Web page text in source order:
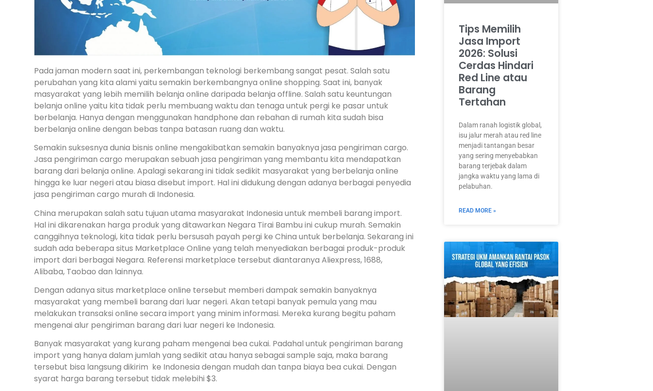
Pada jaman modern saat ini, perkembangan teknologi berkembang sangat pesat. Salah satu
perubahan yang kita alami yaitu semakin berkembangnya online shopping. Saat ini, banyak
masyarakat yang lebih memilih belanja online daripada belanja offline. Salah satu keuntungan
belanja online yaitu kita tidak perlu membuang waktu dan tenaga untuk pergi ke pasar untuk
berbelanja. Hanya dengan menggunakan handphone dan rebahan di rumah kita sudah bisa
berbelanja online dengan bebas tanpa batasan ruang dan waktu.
Semakin suksesnya dunia bisnis online mengakibatkan semakin banyaknya jasa pengiriman cargo.
Jasa pengiriman cargo merupakan sebuah jasa pengiriman yang membantu kita mendapatkan
barang dari belanja online. Apalagi sekarang ini tidak sedikit masyarakat yang berbelanja online
hingga ke luar negeri atau biasa disebut import. Hal ini didukung dengan adanya berbagai penyedia
jasa pengiriman cargo murah di Indonesia.
China merupakan salah satu tujuan utama masyarakat Indonesia untuk membeli barang import.
Hal ini dikarenakan harga produk yang ditawarkan Negara Tirai Bambu ini cukup murah. Semakin
canggihnya teknologi, kita tidak perlu bersusah payah pergi ke China untuk berbelanja. Sekarang ini
sudah ada beberapa situs Marketplace Online yang telah menyediakan berbagai produk-produk
import dari berbagai Negara. Referensi marketplace tersebut diantaranya Aliexpress, 1688,
Alibaba, Taobao dan lainnya.
Dengan adanya situs marketplace online tersebut memberi dampak semakin banyaknya
masyarakat yang membeli barang dari luar negeri. Akan tetapi banyak pemula yang mau
melakukan transaksi online secara import yang minim informasi. Mereka kurang begitu paham
mengenai alur pengiriman barang dari luar negeri ke Indonesia.
Banyak masyarakat yang kurang paham mengenai bea cukai. Padahal untuk pengiriman barang
import yang hanya dalam jumlah yang sedikit atau hanya sebagai sample saja, maka barang
tersebut bisa langsung dikirim ke Indonesia dengan mudah dan tanpa biaya bea cukai. Dengan
syarat harga barang tersebut tidak melebihi $3.
Tips Memilih
Jasa Import
2026: Solusi
Cerdas Hindari
Red Line atau
Barang
Tertahan
Dalam ranah logistik global,
isu jalur merah atau red line
menjadi tantangan besar
yang sering menyebabkan
barang terjebak dalam
jangka waktu yang lama di
pelabuhan.
READ MORE »